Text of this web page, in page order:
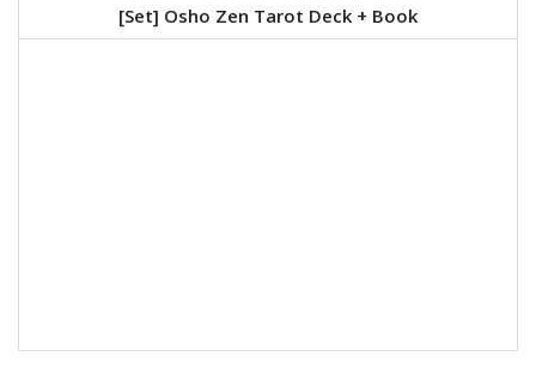
[Set] Osho Zen Tarot Deck + Book